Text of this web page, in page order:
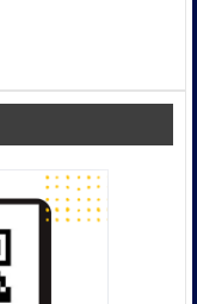
าน
บ
น